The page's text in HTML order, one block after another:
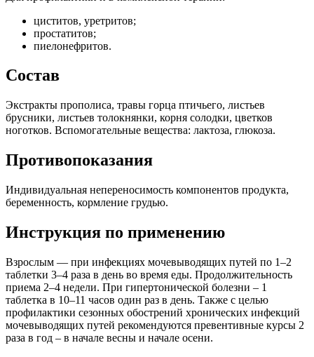
циститов, уретритов;
простатитов;
пиелонефритов.
Состав
Экстракты прополиса, травы горца птичьего, листьев
брусники, листьев толокнянки, корня солодки, цветков
ноготков. Вспомогательные вещества: лактоза, глюкоза.
Противопоказания
Индивидуальная непереносимость компонентов продукта,
беременность, кормление грудью.
Инструкция по применению
Взрослым — при инфекциях мочевыводящих путей по 1–2
таблетки 3–4 раза в день во время еды. Продолжительность
приема 2–4 недели. При гипертонической болезни – 1
таблетка в 10–11 часов один раз в день. Также с целью
профилактики сезонных обострений хронических инфекций
мочевыводящих путей рекомендуются превентивные курсы 2
раза в год – в начале весны и начале осени.